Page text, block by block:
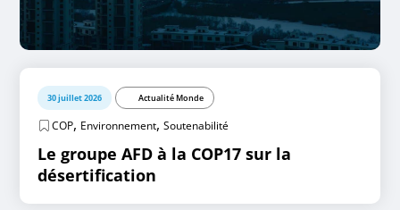
30 juillet 2026 Actualité Monde
COP, Environnement,Soutenabilité
Le groupe AFD à la COP17 sur la
désertification